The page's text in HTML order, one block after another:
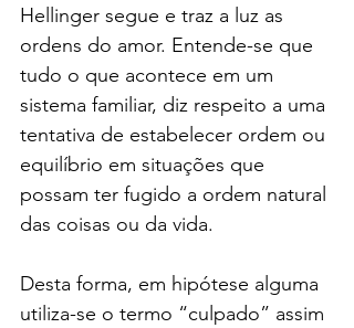
Hellinger segue e traz a luz as
ordens do amor. Entende-se que
tudo o que acontece em um
sistema familiar, diz respeito a uma
tentativa de estabelecer ordem ou
equilíbrio em situações que
possam ter fugido a ordem natural
das coisas ou da vida.
Desta forma, em hipótese alguma
utiliza-se o termo “culpado” assim